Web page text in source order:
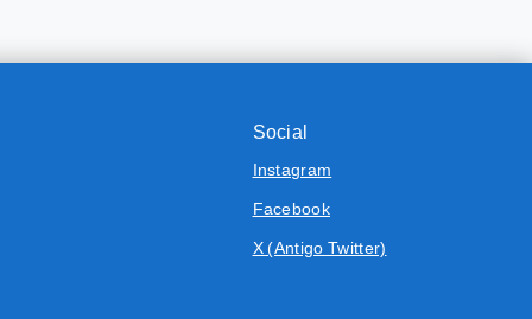
Social
Instagram
Facebook
X (Antigo Twitter)